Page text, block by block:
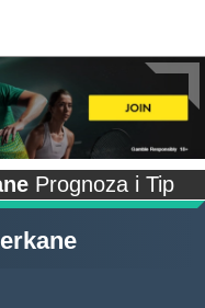
Prognoza i Tip